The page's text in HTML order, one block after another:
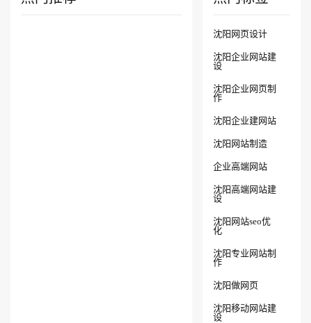
沈阳网页设计
沈阳企业网站建
设
沈阳企业网页制
作
沈阳企业建网站
沈阳网站制造
企业高端网站
沈阳高端网站建
设
沈阳网站seo优
化
沈阳专业网站制
作
沈阳做网页
沈阳移动网站建
设